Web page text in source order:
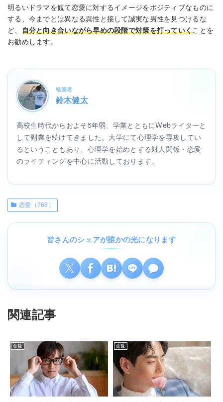
明るいドラマを観て恋愛に対するイメージをポジティブなものに
する、今までとは異なる異性と接して誠実な男性を見つけるな
ど、 自分と向き合いながら早めの段階で対策を打っていくことを
お勧めします。
執筆者
鈴木健太
高校生時代からおよそ5年弱、学業とともにWebライターと
して副業を続けてきました。大学にて心理学を専攻してい
るということもあり、心理学を始めとする対人関係・恋愛
のライティングを中心に活動しております。
恋愛（768）
皆さんのシェアが誰かの光になります
関連記事
恋愛 恋愛